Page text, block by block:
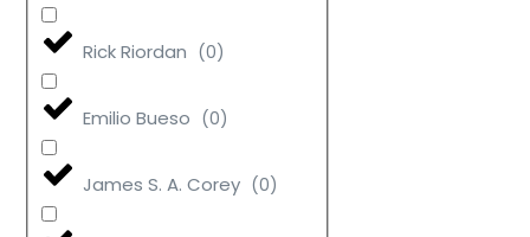
Rick Riordan (0)
Emilio Bueso (0)
James S. A. Corey (0)